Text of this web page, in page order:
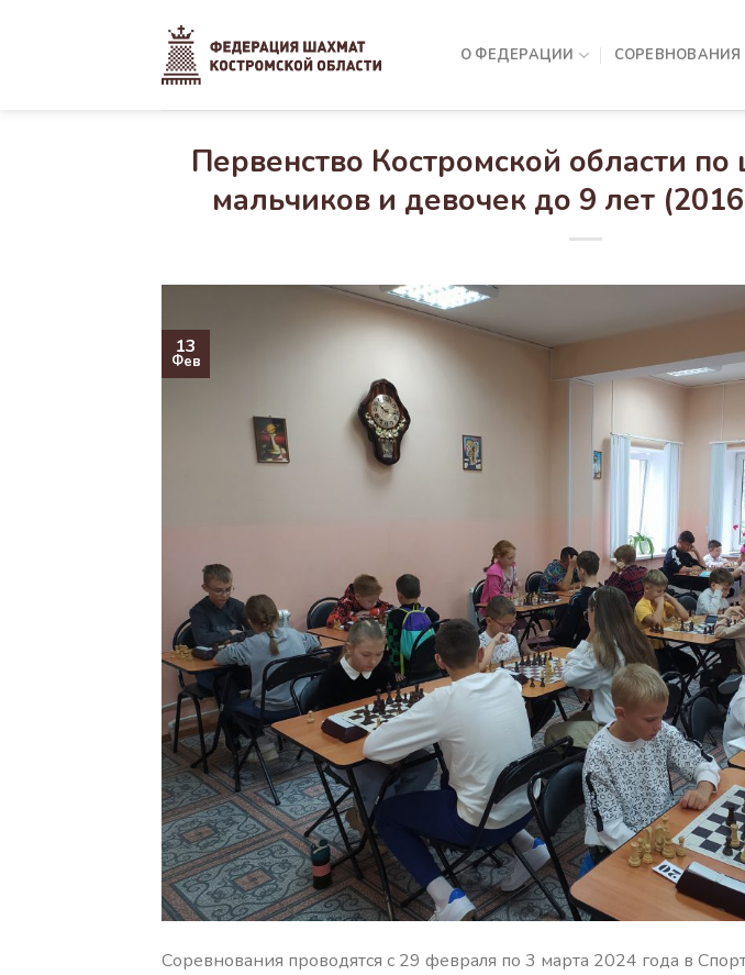
О ФЕДЕРАЦИИ СОРЕВНОВАНИЯ
Первенство Костромской области
мальчиков и девочек до 9 лет
13
Фев
Соревнования проводятся с 29 февраля по 3 марта 2024 года в